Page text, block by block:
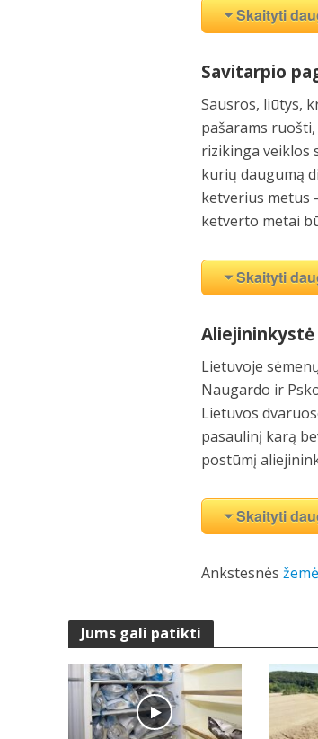
Skaityti
Savitarpio
Sausros, liūtys,
pašarams
rizikinga veiklos
kurių daugumą
ketverius metus
ketverto metai
Skaityti
Lietuvoje
Naugardo ir
Lietuvos
pasaulinį karą
postūmį
Skaityti
Ankstesnės
Jums gali patikti